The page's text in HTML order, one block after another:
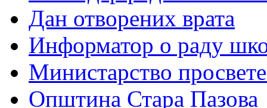
Дан отворених врата
Информатор о раду
Министарство
Општина Стара Пазова